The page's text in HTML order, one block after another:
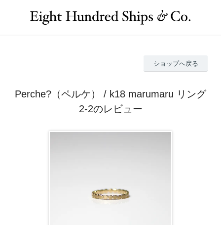
ショップへ戻る
Perche?（ペルケ） / k18 marumaru リング
2-2のレビュー